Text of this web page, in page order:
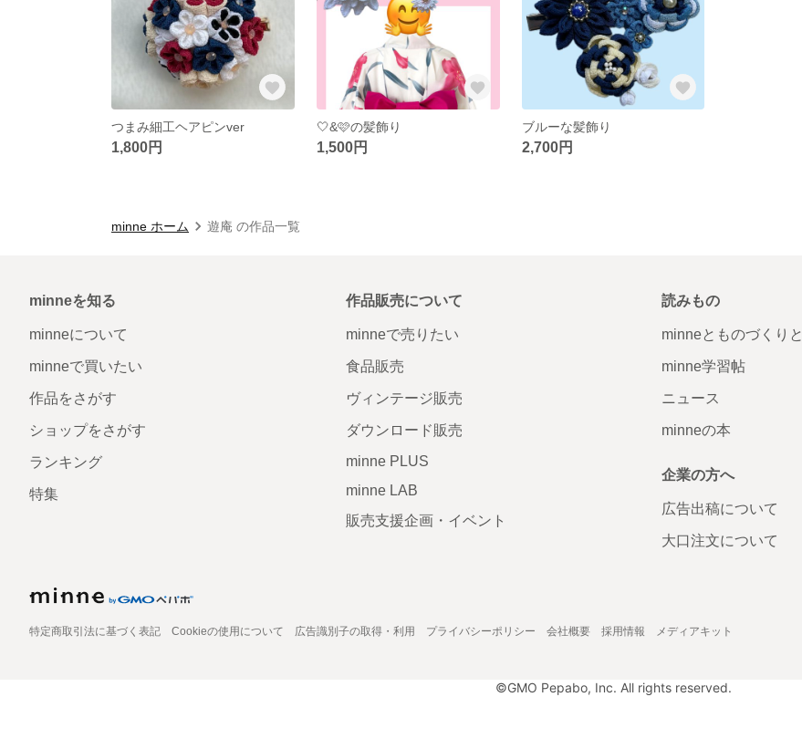
つまみ細工ヘアピンver
1,800円
🤍&🩷の髪飾り
1,500円
ブルーな髪飾り
2,700円
minne ホーム 遊庵 の作品一覧
minneを知る
minneについて
minneで買いたい
作品をさがす
ショップをさがす
ランキング
特集
作品販売について
minneで売りたい
食品販売
ヴィンテージ販売
ダウンロード販売
minne PLUS
minne LAB
販売支援企画・イベント
読みもの
minneとものづくりと
minne学習帖
ニュース
minneの本
企業の方へ
広告出稿について
大口注文について
特定商取引法に基づく表記 Cookieの使用について 広告識別子の取得・利用 プライバシーポリシー 会社概要 採用情報 メディアキット
©GMO Pepabo, Inc. All rights reserved.